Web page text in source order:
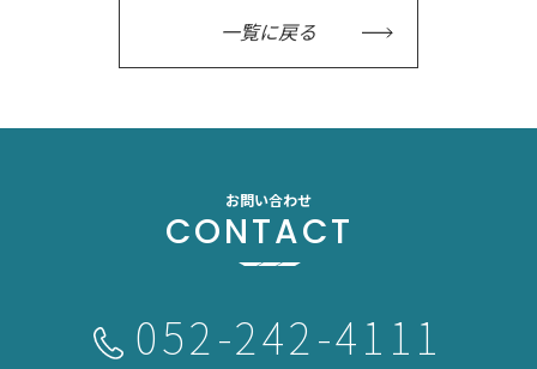
一覧に戻る
お問い合わせ
CONTACT
052-242-4111